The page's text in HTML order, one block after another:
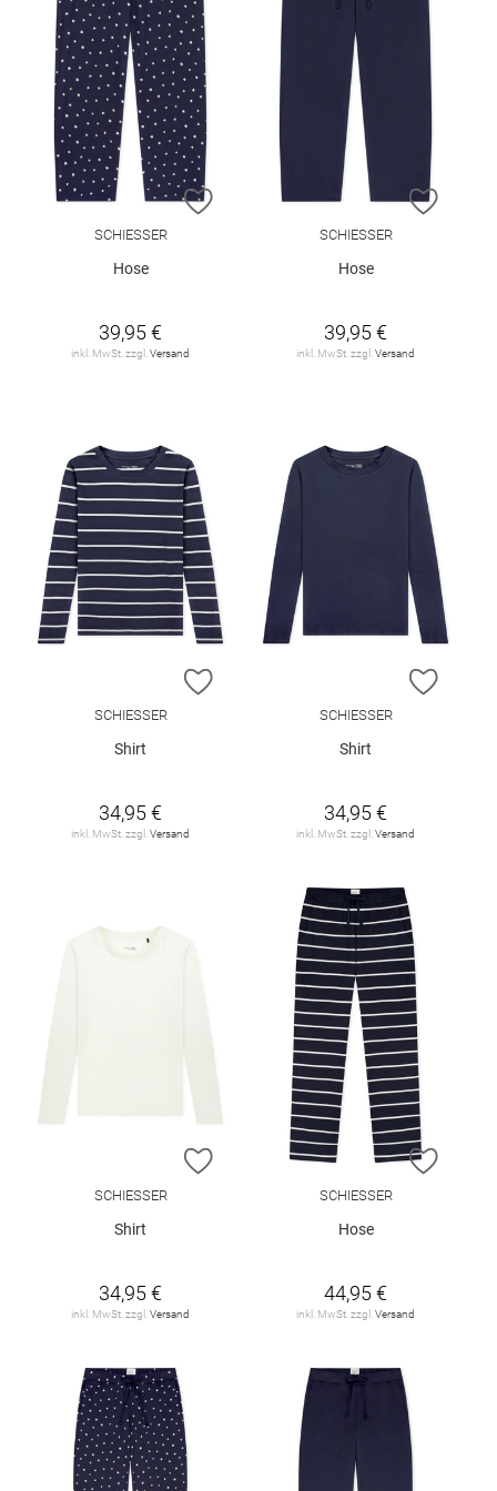
ZUR WUNSCHLISTE HINZUFÜGEN
SCHIESSER
Hose
39,95 €
inkl. MwSt. zzgl. Versand
ZUR
SCHIESSER
Hose
39,95 €
inkl. MwSt. zzgl. Versand
ZUR WUNSCHLISTE HINZUFÜGEN
SCHIESSER
Shirt
34,95 €
inkl. MwSt. zzgl. Versand
ZUR
SCHIESSER
Shirt
34,95 €
inkl. MwSt. zzgl. Versand
ZUR WUNSCHLISTE HINZUFÜGEN
SCHIESSER
Shirt
34,95 €
inkl. MwSt. zzgl. Versand
ZUR
SCHIESSER
Hose
44,95 €
inkl. MwSt. zzgl. Versand